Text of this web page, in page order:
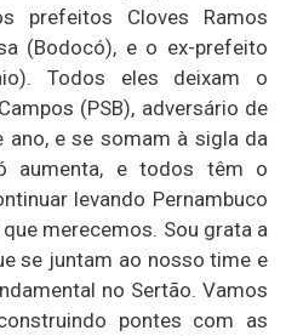
prefeitos Cloves Ramos
(Bodocó), e o ex-prefeito
Todos eles deixam o
(PSB), adversário de
ano, e se somam à sigla da
aumenta, e todos têm o
levando Pernambuco
merecemos. Sou grata a
se juntam ao nosso time e
no Sertão. Vamos
pontes com as